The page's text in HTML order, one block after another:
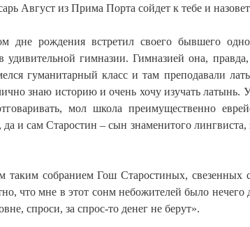
Август из Прима Порта сойдет к тебе и
дне рождения встретил своего бывшего
удивительной гимназии. Гимназией она,
гуманитарный класс и там преподавали
знаю историю и очень хочу изучать латынь.
мол школа преимущественно
и сам Старостин – сын знаменитого
собранием Гош Старостиных, свезенных
что мне в этот сонм небожителей было нечего
спроси, за спрос-то денег не берут».